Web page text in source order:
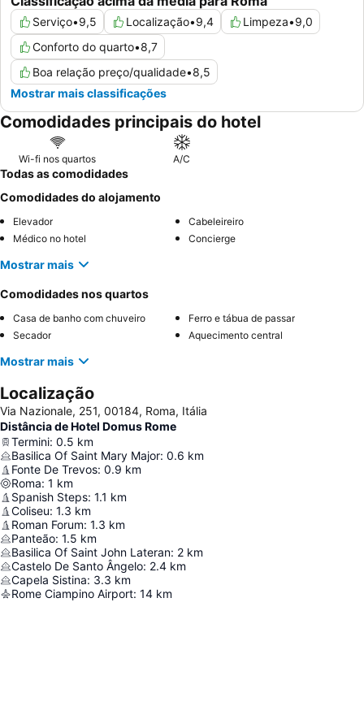
Serviço•9,5 Localização•9,4 Limpeza•9,0
Conforto do quarto•8,7
Boa relação preço/qualidade•8,5
Mostrar mais classificações
Comodidades principais do hotel
Wi-fi nos quartos A/C
Todas as comodidades
Comodidades do alojamento
Elevador
Cabeleireiro
Médico no hotel
Concierge
Mostrar mais
Comodidades nos quartos
Casa de banho com chuveiro
Ferro e tábua de passar
Secador
Aquecimento central
Mostrar mais
Localização
Via Nazionale, 251, 00184, Roma, Itália
Distância de Hotel Domus Rome
Termini: 0.5 km
Basilica Of Saint Mary Major: 0.6 km
Fonte De Trevos: 0.9 km
Roma: 1 km
Spanish Steps: 1.1 km
Coliseu: 1.3 km
Roman Forum: 1.3 km
Panteão: 1.5 km
Basilica Of Saint John Lateran: 2 km
Castelo De Santo Ângelo: 2.4 km
Capela Sistina: 3.3 km
Rome Ciampino Airport: 14 km